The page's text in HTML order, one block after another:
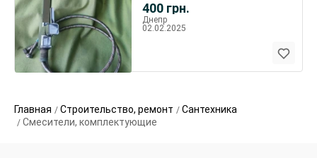
400 грн.
Днепр
02.02.2025
Главная Строительство, ремонт
Сантехника
Смесители, комплектующие